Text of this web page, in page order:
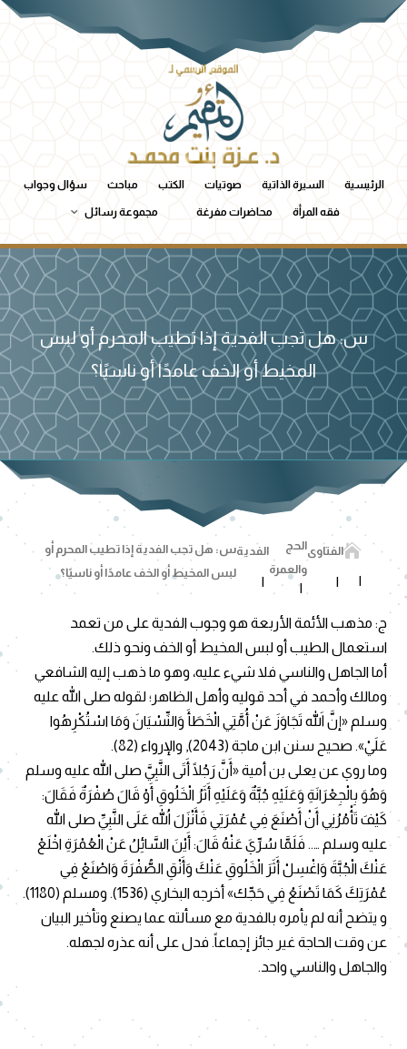
الرئيسية السيرة الذاتية صوتيات الكتب مباحث سؤال وجواب
فقه المرأة محاضرات مفرغة مجموعة رسائل
س: هل تجب الفدية إذا تطيب المحرم أو لبس
المخيط أو الخف عامدًا أو ناسيًا؟
الفتاوىالحج
والعمرة
الفديةس: هل تجب الفدية إذا تطيب المحرم أو
لبس المخيط أو الخف عامدًا أو ناسيًا؟
ج: مذهب الأئمة الأربعة هو وجوب الفدية على من تعمد
استعمال الطيب أو لبس المخيط أو الخف ونحو ذلك.
أما الجاهل والناسي فلا شيء عليه، وهو ما ذهب إليه الشافعي
ومالك وأحمد في أحد قوليه وأهل الظاهر؛ لقوله صلى الله عليه
وسلم «إنَّ اللهَ تَجَاوَزَ عَنْ أُمَّتِي الْخَطَأَ وَالنِّسْيَانَ وَمَا اسْتُكْرِهُوا
عَلَيْ». صحيح سنن ابن ماجة (2043), والإرواء (82).
وما روي عن يعلى بن أمية «أَنَّ رَجُلًا أَتَى النَّبِيَّ صلى الله عليه وسلم
وَهُوَ بِالْجِعْرَانَةِ وَعَلَيْهِ جُبَّةٌ وَعَلَيْهِ أَثَرُ الْخَلُوقِ أَوْ قَالَ صُفْرَةٌ فَقَالَ:
كَيْفَ تَأْمُرُنِي أَنْ أَصْنَعَ فِي عُمْرَتِي فَأَنْزَلَ اللهُ عَلَى النَّبِيِّ صلى الله
عليه وسلم ….. فَلَمَّا سُرِّيَ عَنْهُ قَالَ: أَيْنَ السَّائِلُ عَنْ الْعُمْرَةِ اخْلَعْ
عَنْكَ الْجُبَّةَ وَاغْسِلْ أَثَرَ الْخَلُوقِ عَنْكَ وَأَنْقِ الصُّفْرَةَ وَاصْنَعْ فِي
عُمْرَتِكَ كَمَا تَصْنَعُ فِي حَجِّك» أخرجه البخاري (1536). ومسلم (1180).
و يتضح أنه لم يأمره بالفدية مع مسألته عما يصنع وتأخير البيان
عن وقت الحاجة غير جائز إجماعاً. فدل على أنه عذره لجهله.
والجاهل والناسي واحد.